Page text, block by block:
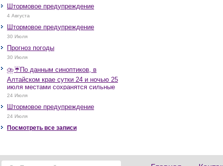
Штормовое предупреждение
4 Августа
Штормовое предупреждение
30 Июля
Прогноз погоды
30 Июля
⛈️☔️По данным синоптиков, в
Алтайском крае сутки 24 и ночью 25
июля местами сохранятся сильные
дожди, грозы, при грозах очень
крупный град, шквалистое усиление
ветра до 17-22 м/с, местами порывы
25 м/с и более.
24 Июля
Штормовое предупреждение
24 Июля
Посмотреть все записи